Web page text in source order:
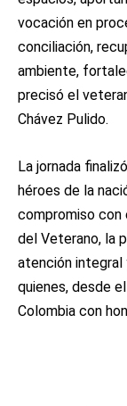
vocación en
conciliación,
ambiente,
precisó el
Chávez Pulido.
La jornada
héroes de la
compromiso
del Veterano, la
atención integral
quienes, desde
Colombia con